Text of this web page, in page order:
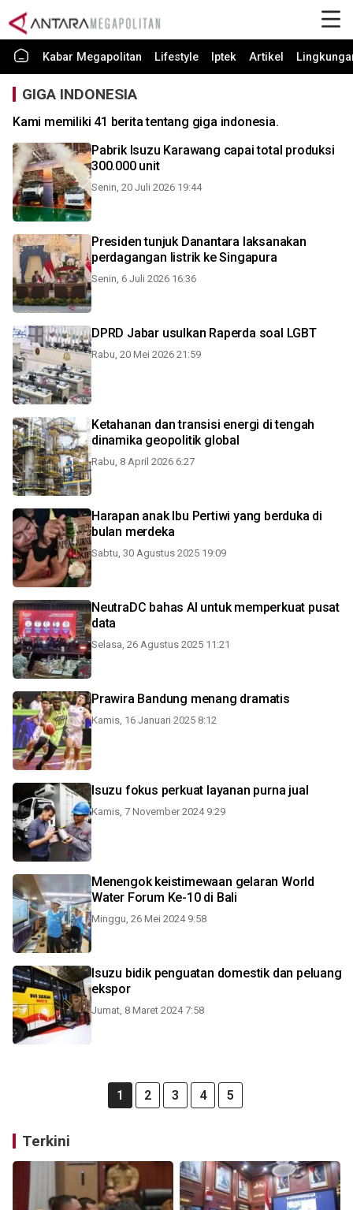
Kabar Megapolitan Lifestyle Iptek Artikel
GIGA INDONESIA
Kami memiliki 41 berita tentang giga indonesia.
Pabrik Isuzu Karawang capai total produksi
300.000 unit
Senin, 20 Juli 2026 19:44
Presiden tunjuk Danantara laksanakan
perdagangan listrik ke Singapura
Senin, 6 Juli 2026 16:36
DPRD Jabar usulkan Raperda soal LGBT
Rabu, 20 Mei 2026 21:59
Ketahanan dan transisi energi di tengah
dinamika geopolitik global
Rabu, 8 April 2026 6:27
Harapan anak Ibu Pertiwi yang berduka di
bulan merdeka
Sabtu, 30 Agustus 2025 19:09
NeutraDC bahas AI untuk memperkuat pusat
data
Selasa, 26 Agustus 2025 11:21
Prawira Bandung menang dramatis
Kamis, 16 Januari 2025 8:12
Isuzu fokus perkuat layanan purna jual
Kamis, 7 November 2024 9:29
Menengok keistimewaan gelaran World
Water Forum Ke-10 di Bali
Minggu, 26 Mei 2024 9:58
Isuzu bidik penguatan domestik dan peluang
ekspor
Jumat, 8 Maret 2024 7:58
1 2 3 4 5
Terkini